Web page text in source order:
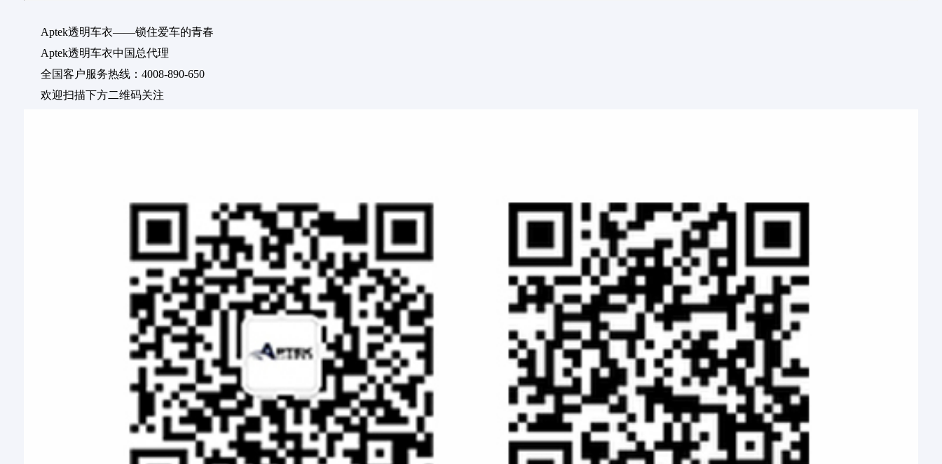
Aptek透明车衣——锁住爱车的青春
Aptek透明车衣中国总代理
全国客户服务热线：4008-890-650
欢迎扫描下方二维码关注